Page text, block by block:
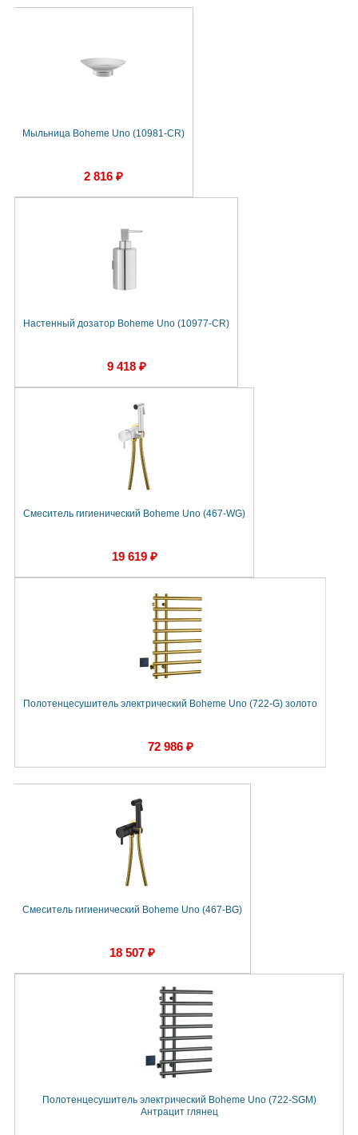
Мыльница Boheme Uno (10981-CR)
2 816 ₽
Настенный дозатор Boheme Uno (10977-CR)
9 418 ₽
Смеситель гигиенический Boheme Uno (467-WG)
19 619 ₽
Полотенцесушитель электрический Boheme Uno (722-G) золото
72 986 ₽
Смеситель гигиенический Boheme Uno (467-BG)
18 507 ₽
Полотенцесушитель электрический Boheme Uno (722-SGM)
Антрацит глянец